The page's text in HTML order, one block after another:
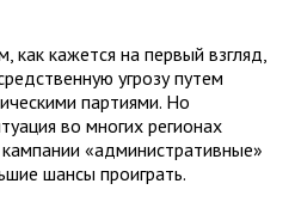
как кажется на первый взгляд,
угрозу путем
партиями. Но
во многих регионах
«административные»
шансы проиграть.